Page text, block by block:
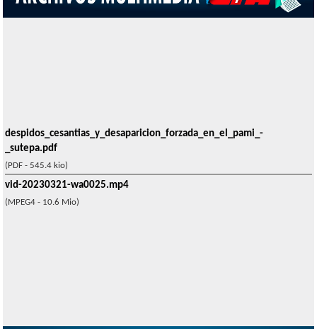
despidos_cesantias_y_desaparicion_forzada_en_el_pami_-
_sutepa.pdf
(PDF - 545.4 kio)
vid-20230321-wa0025.mp4
(MPEG4 - 10.6 Mio)